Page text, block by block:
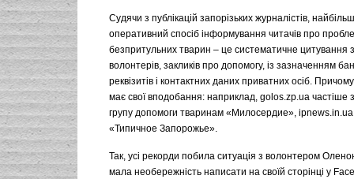
Судячи з публікацій запорізьких журналістів,
оперативний спосіб інформування читачів про
безпритульних тварин – це систематичне цитування
волонтерів, закликів про допомогу, із зазначенням
реквізитів і контактних даних приватних осіб.
має свої вподобання: наприклад, golos.zp.ua частіше
групу допомоги тваринам «Милосердие», ipnews.in.ua
«Типичное Запорожье».
Так, усі рекорди побила ситуація з волонтером
мала необережність написати на своїй сторінці у